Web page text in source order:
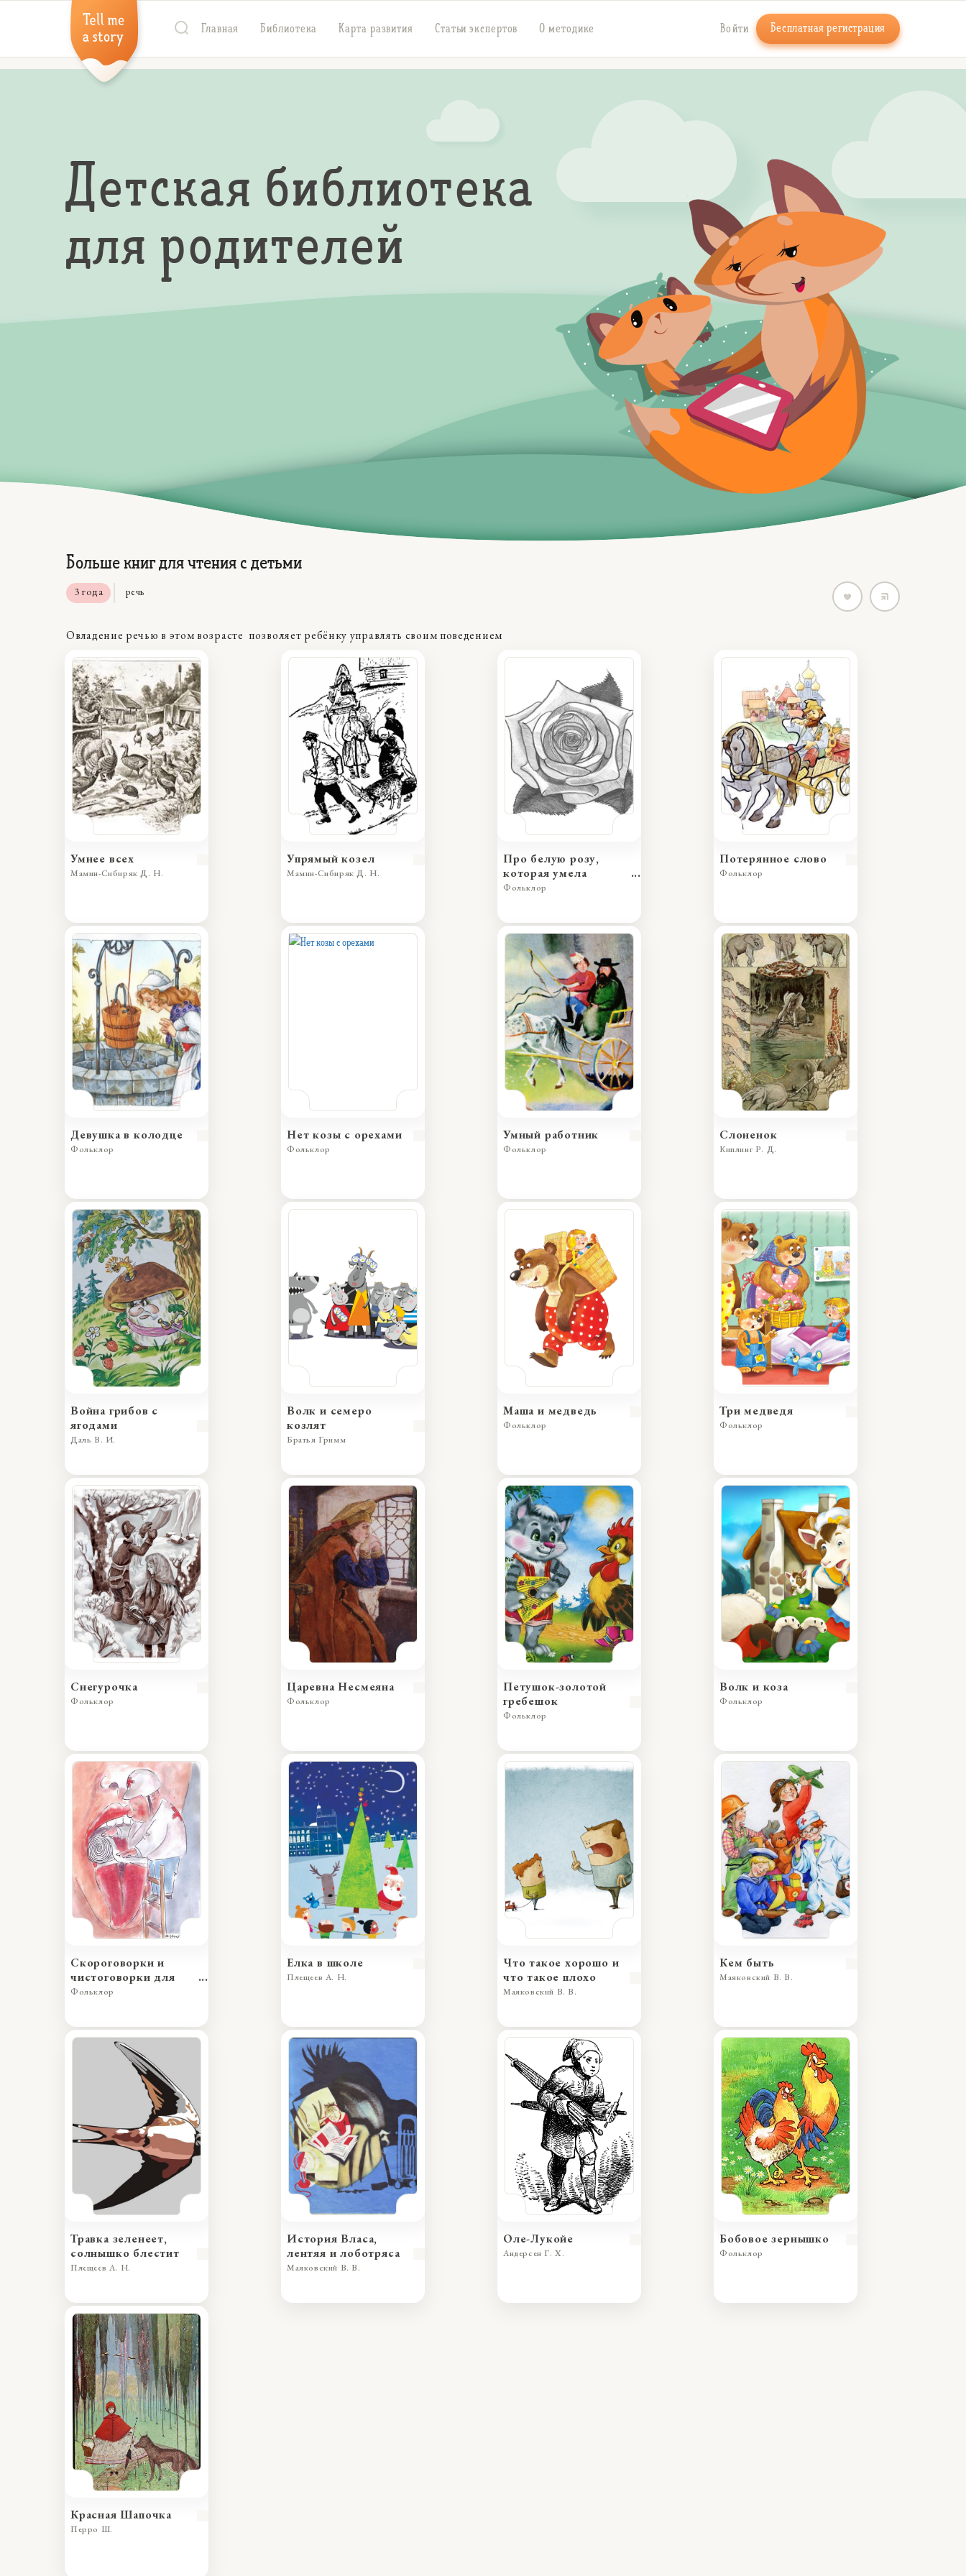
Главная Библиотека Карта развития Статьи экспертов О методике Войти Бесплатная регистрация
Детская библиотека
для родителей
Больше книг для чтения с детьми
3 года речь
Овладение речью в этом возрасте позволяет ребёнку управлять своим поведением
Умнее всех
Мамин-Сибиряк Д. Н.
Упрямый козел
Мамин-Сибиряк Д. Н.
Про белую розу,
которая умела
краснеть
Фольклор
Потерянное слово
Фольклор
Девушка в колодце
Фольклор
Нет козы с орехами
Фольклор
Умный работник
Фольклор
Слоненок
Киплинг Р. Д.
Война грибов с
ягодами
Даль В. И.
Волк и семеро
козлят
Братья Гримм
Маша и медведь
Фольклор
Три медведя
Фольклор
Снегурочка
Фольклор
Царевна Несмеяна
Фольклор
Петушок-золотой
гребешок
Фольклор
Волк и коза
Фольклор
Скороговорки и
чистоговорки для
детей
Фольклор
Елка в школе
Плещеев А. Н.
Что такое хорошо и
что такое плохо
Маяковский В. В.
Кем быть
Маяковский В. В.
Травка зеленеет,
солнышко блестит
Плещеев А. Н.
История Власа,
лентяя и лоботряса
Маяковский В. В.
Оле-Лукойе
Андерсен Г. Х.
Бобовое зернышко
Фольклор
Красная Шапочка
Перро Ш.